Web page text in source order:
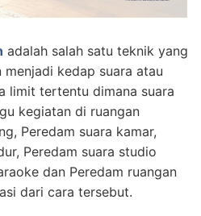
adalah salah satu teknik yang
kedap suara atau
limit tertentu dimana suara
kegiatan di ruangan
Peredam suara kamar,
Peredam suara studio
dan Peredam ruangan
dari cara tersebut.